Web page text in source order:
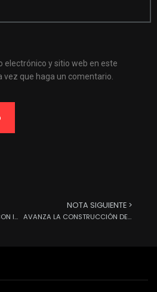
electrónico y sitio web en este
que haga un comentario.
MARA LEZAMA SE REÚNE CON INTEGRANTES DE AMEXME
NOTA SIGUIENTE >
AVANZA LA CONSTRUCCIÓN DE ACUERDOS PARA TRANSFORMAR EL DESARROLLO DEL CAMPO